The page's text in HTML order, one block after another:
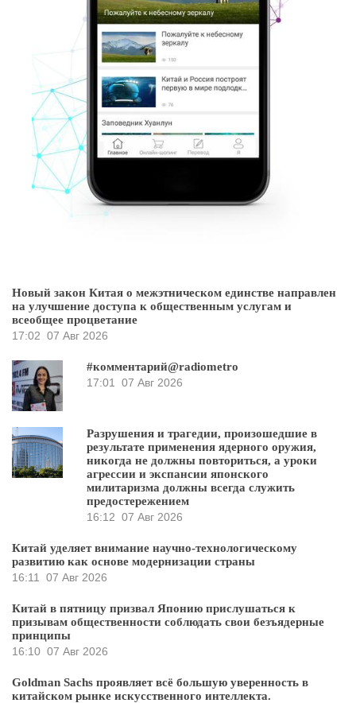
Новый закон Китая о межэтническом единстве направлен
на улучшение доступа к общественным услугам и
всеобщее процветание
17:02 07 Авг 2026
#комментарий@radiometro
17:01
07 Авг 2026
Разрушения и трагедии, произошедшие в
результате применения ядерного оружия,
никогда не должны повториться, а уроки
агрессии и экспансии японского
милитаризма должны всегда служить
предостережением
16:12 07 Авг 2026
Китай уделяет внимание научно-технологическому
развитию как основе модернизации страны
16:11
07 Авг 2026
Китай в пятницу призвал Японию прислушаться к
призывам общественности соблюдать свои безъядерные
принципы
16:10 07 Авг 2026
Goldman Sachs проявляет всё большую уверенность в
китайском рынке искусственного интеллекта.